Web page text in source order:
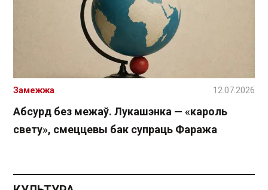
Абсурд без межаў. Лукашэнка — «кароль
свету», смеццевы бак супраць Фаража
Замежжа 12.07.2026